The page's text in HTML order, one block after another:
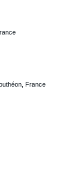
France